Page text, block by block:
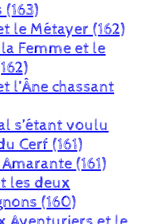
le Métayer (162)
Femme et le
l’Âne chassant
s’étant voulu
Cerf (161)
(161)
les deux
(160)